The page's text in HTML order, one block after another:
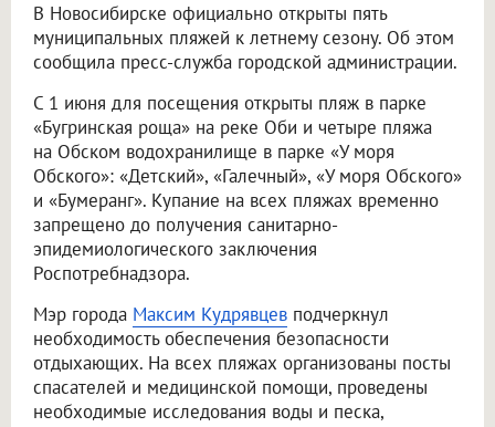
В Новосибирске официально открыты пять
муниципальных пляжей к летнему сезону. Об этом
сообщила пресс-служба городской администрации.
С 1 июня для посещения открыты пляж в парке
«Бугринская роща» на реке Оби и четыре пляжа
на Обском водохранилище в парке «У моря
Обского»: «Детский», «Галечный», «У моря Обского»
и «Бумеранг». Купание на всех пляжах временно
запрещено до получения санитарно-
эпидемиологического заключения
Роспотребнадзора.
Мэр города Максим Кудрявцев подчеркнул
необходимость обеспечения безопасности
отдыхающих. На всех пляжах организованы посты
спасателей и медицинской помощи, проведены
необходимые исследования воды и песка,